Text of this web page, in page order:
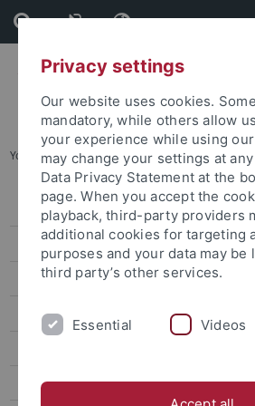
Skip
to
content
Skip
to
footer
You are here: Startseite ... Leitung
Leitbild
Organisation
Leitung und Koordination
Vorstand
Gleichstellung
Privacy settings
Our website uses cookies.
mandatory, while others allow
your experience while using
may change your settings at
Data Privacy Statement at the
page. When you accept the
playback, third-party providers
additional cookies for targeting
purposes and your data may be
third party’s other services.
Essential Videos